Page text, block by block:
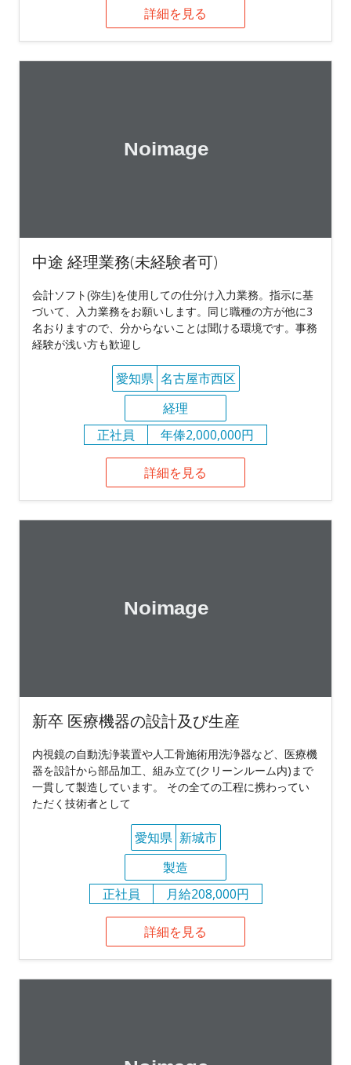
詳細を見る
中途 経理業務(未経験者可)
会計ソフト(弥生)を使用しての仕分け入力業務。指示に基
づいて、入力業務をお願いします。同じ職種の方が他に3
名おりますので、分からないことは聞ける環境です。事務
経験が浅い方も歓迎し
愛知県 名古屋市西区
経理
正社員
年俸2,000,000円
詳細を見る
新卒 医療機器の設計及び生産
内視鏡の自動洗浄装置や人工骨施術用洗浄器など、医療機
器を設計から部品加工、組み立て(クリーンルーム内)まで
一貫して製造しています。 その全ての工程に携わってい
ただく技術者として
愛知県 新城市
製造
正社員
月給208,000円
詳細を見る